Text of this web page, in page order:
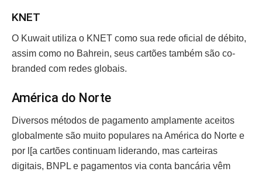
KNET
O Kuwait utiliza o KNET como sua rede oficial de débito,
assim como no Bahrein, seus cartões também são co-
branded com redes globais.
América do Norte
Diversos métodos de pagamento amplamente aceitos
globalmente são muito populares na América do Norte e
por l[a cartões continuam liderando, mas carteiras
digitais, BNPL e pagamentos via conta bancária vêm